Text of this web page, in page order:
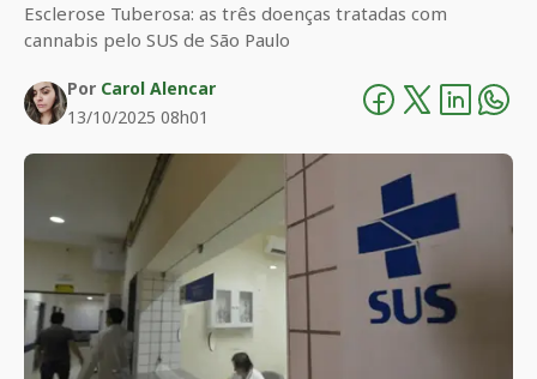
Esclerose Tuberosa: as três doenças tratadas com
cannabis pelo SUS de São Paulo
Por Carol Alencar
13/10/2025 08h01